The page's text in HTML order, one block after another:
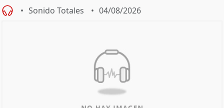
Sonido Totales 04/08/2026